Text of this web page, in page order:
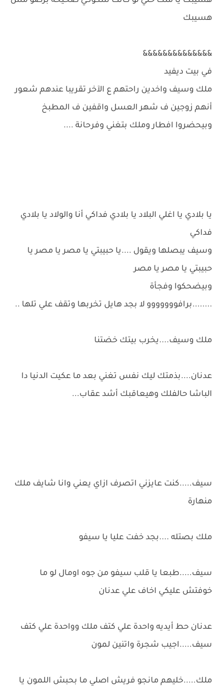
هسيبك
&&&&&&&&&&&&&&
في بيت ديفيد
ملك وسيف واخدين راحتهم ع الآخر تقريبا عندهم شعور
أنهم زوجين ف شهر العسل واقفين ف المطبخ
وبيحضروا افطار وملك بتغني وفرحانة ....
يا بلادي يا اغلي البلاد يا بلادي فداكي أنا والولاد يا بلادي
فداكي
وسيف يبصلها ويقول ....يا حبيبتي يا مصر يا مصر يا
حبيبتي يا مصر يا مصر
وبيضحكوا وفجأة
........برافووووووو لا بجد هايل تخربها وتقف علي تلها ..
ملك وسيف....يخرب بيتك خضتنا
عدنان....بذمتك ليك نفس تغني بعد ما عكيت الدنيا دا
الباشا حالفلك وهيعاقبك أشد عقاب...
سيف.....كنت عايزني اتصرف ازاي يعني وانا شايف ملك
منهارة
ملك بصتله ....بجد خفت عليا يا سيفو
سيف.....طبعا يا قلب سيفو من جوه اومال لو ما
خوفتش عليكي اخاف علي عدنان
عدنان حط أيديه واحدة علي كتف ملك وواحدة علي كتف
سيف.....اجيب شجرة واتنين لمون
ملك.....خليهم مانجو فريش اصلي ما بحبش اللمون يا